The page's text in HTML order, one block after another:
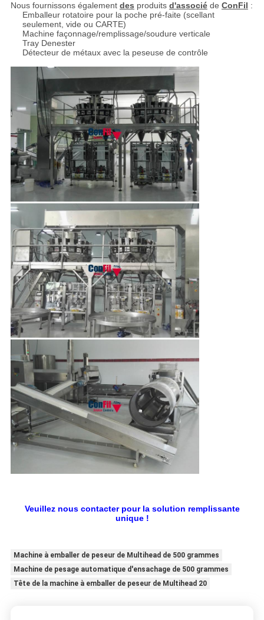
Nous fournissons également des produits d'associéde ConFil :
Emballeur rotatoire pour la poche pré-faite (scellant
seulement, vide ou CARTE)
Machine façonnage/remplissage/soudure verticale
Tray Denester
Détecteur de métaux avec la peseuse de contrôle
Veuillez nous contacter pour la solution remplissante
unique !
Machine à emballer de peseur de Multihead de 500 grammes
Machine de pesage automatique d'ensachage de 500 grammes
Tête de la machine à emballer de peseur de Multihead 20